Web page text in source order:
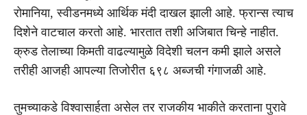
रोमानिया, स्वीडनमध्ये आर्थिक मंदी दाखल झाली आहे. फ्रान्स त्याच
दिशेने वाटचाल करतो आहे. भारतात तशी अजिबात चिन्हे नाहीत.
क्रुड तेलाच्या किमती वाढल्यामुळे विदेशी चलन कमी झाले असले
तरीही आजही आपल्या तिजोरीत ६९८ अब्जची गंगाजळी आहे.
तुमच्याकडे विश्वासार्हता असेल तर राजकीय भाकीते करताना पुरावे